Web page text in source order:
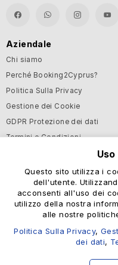
Aziendale
Chi siamo
Perché Booking2Cyprus?
Politica Sulla Privacy
Gestione dei Cookie
GDPR Protezione dei dati
Termini e Condizioni
Supporto e Informazioni
Centro Assistenza
Contattaci
Questo sito utilizza i
dell'utente.
acconsenti all'uso dei
utilizzo della nostra
alle nostre
Politica Sulla Privacy,
dei dati,